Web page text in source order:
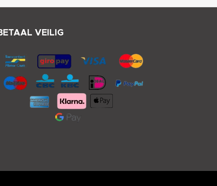
VEILIG